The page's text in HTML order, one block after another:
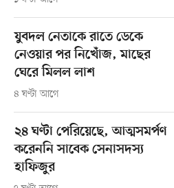
যুবদল নেতাকে রাতে ডেকে
নেওয়ার পর নিখোঁজ, মাছের
ঘেরে মিলল লাশ
৪ ঘণ্টা আগে
২৪ ঘণ্টা পেরিয়েছে, আত্মসমর্পণ
করেননি সাবেক সেনাসদস্য
হাফিজুর